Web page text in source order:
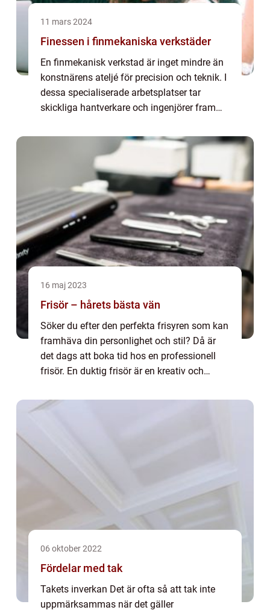
11 mars 2024
Finessen i finmekaniska verkstäder
En finmekanisk verkstad är inget mindre än
konstnärens ateljé för precision och teknik. I
dessa specialiserade arbetsplatser tar
skickliga hantverkare och ingenjörer fram
m&oum...
16 maj 2023
Frisör – hårets bästa vän
Söker du efter den perfekta frisyren som kan
framhäva din personlighet och stil? Då är
det dags att boka tid hos en professionell
frisör. En duktig frisör är en kreativ och
06 oktober 2022
Fördelar med tak
Takets inverkan Det är ofta så att tak inte
uppmärksammas när det gäller